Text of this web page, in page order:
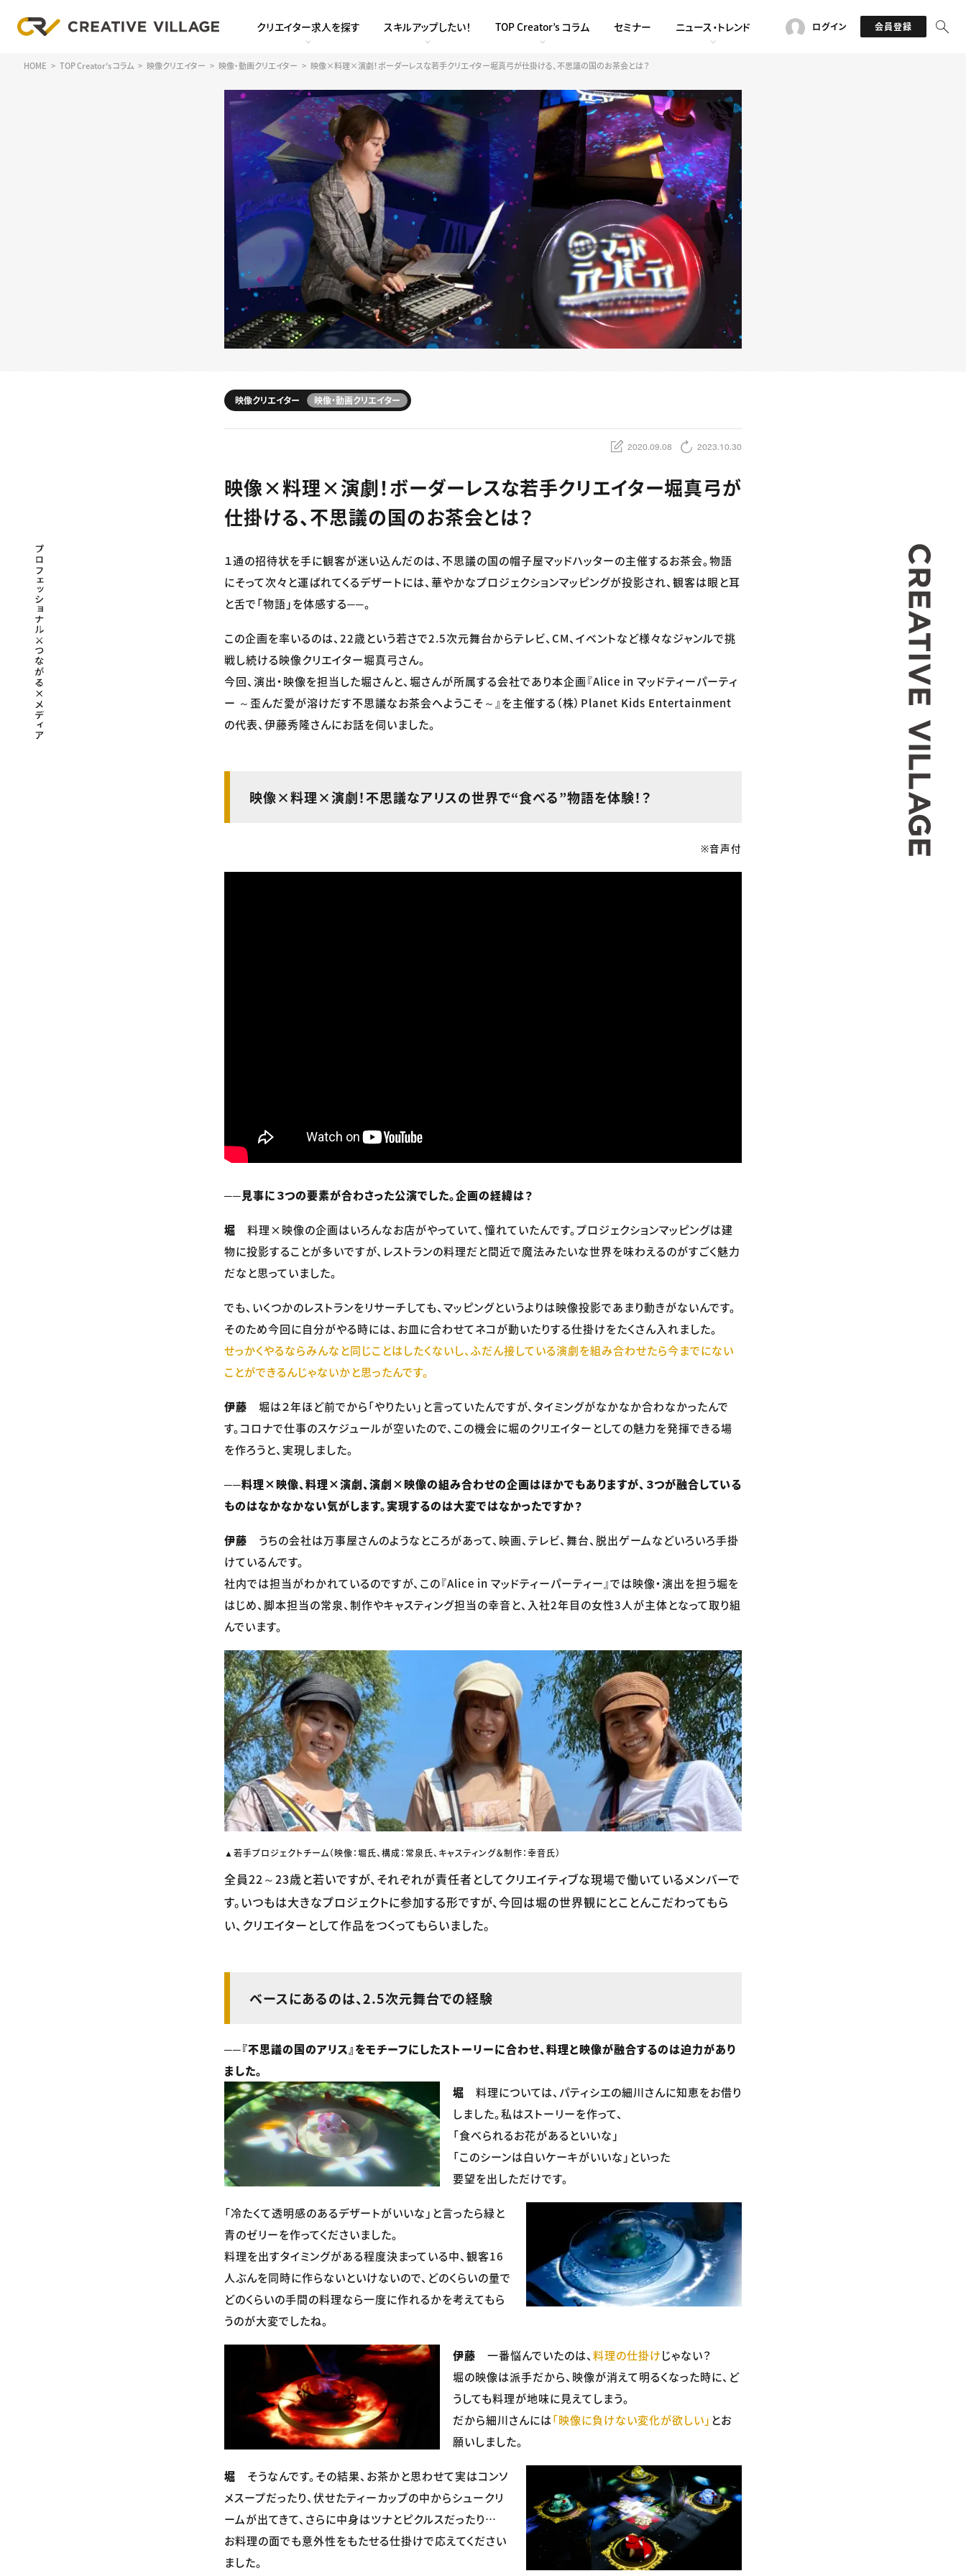
クリエイター求人を探す スキルアップしたい！ TOP Creator’s コラム セミナー ニュース・トレンド ログイン 会員登録
HOME TOP Creator's コラム 映像クリエイター 映像・動画クリエイター 映像×料理×演劇！ボーダーレスな若手クリエイター堀真弓が仕掛ける、不思議の国のお茶会とは？
映像クリエイター 映像・動画クリエイター
2020.09.08 2023.10.30
映像×料理×演劇！ボーダーレスな若手クリエイター堀真弓が
仕掛ける、不思議の国のお茶会とは？
１通の招待状を手に観客が迷い込んだのは、不思議の国の帽子屋マッドハッターの主催するお茶会。物語
にそって次々と運ばれてくるデザートには、華やかなプロジェクションマッピングが投影され、観客は眼と耳
と舌で「物語」を体感する──。
この企画を率いるのは、22歳という若さで2.5次元舞台からテレビ、CM、イベントなど様々なジャンルで挑
戦し続ける映像クリエイター堀真弓さん。
今回、演出・映像を担当した堀さんと、堀さんが所属する会社であり本企画『Alice in マッドティーパーティ
ー ～歪んだ愛が溶けだす不思議なお茶会へようこそ～』を主催する（株）Planet Kids Entertainment
の代表、伊藤秀隆さんにお話を伺いました。
映像×料理×演劇！不思議なアリスの世界で“食べる”物語を体験！？
※音声付
──見事に３つの要素が合わさった公演でした。企画の経緯は？
堀 料理×映像の企画はいろんなお店がやっていて、憧れていたんです。プロジェクションマッピングは建
物に投影することが多いですが、レストランの料理だと間近で魔法みたいな世界を味わえるのがすごく魅力
だなと思っていました。
でも、いくつかのレストランをリサーチしても、マッピングというよりは映像投影であまり動きがないんです。
そのため今回に自分がやる時には、お皿に合わせてネコが動いたりする仕掛けをたくさん入れました。
せっかくやるならみんなと同じことはしたくないし、ふだん接している演劇を組み合わせたら今までにない
ことができるんじゃないかと思ったんです。
伊藤 堀は２年ほど前でから「やりたい」と言っていたんですが、タイミングがなかなか合わなかったんで
す。コロナで仕事のスケジュールが空いたので、この機会に堀のクリエイターとしての魅力を発揮できる場
を作ろうと、実現しました。
──料理×映像、料理×演劇、演劇×映像の組み合わせの企画はほかでもありますが、３つが融合している
ものはなかなかない気がします。実現するのは大変ではなかったですか？
伊藤 うちの会社は万事屋さんのようなところがあって、映画、テレビ、舞台、脱出ゲームなどいろいろ手掛
けているんです。
社内では担当がわかれているのですが、この『Alice in マッドティーパーティー』では映像・演出を担う堀を
はじめ、脚本担当の常泉、制作やキャスティング担当の幸音と、入社2年目の女性3人が主体となって取り組
んでいます。
▲若手プロジェクトチーム（映像：堀氏、構成：常泉氏、キャスティング＆制作：幸音氏）
全員22～23歳と若いですが、それぞれが責任者としてクリエイティブな現場で働いているメンバーで
す。いつもは大きなプロジェクトに参加する形ですが、今回は堀の世界観にとことんこだわってもら
い、クリエイターとして作品をつくってもらいました。
ベースにあるのは、2.5次元舞台での経験
──『不思議の国のアリス』をモチーフにしたストーリーに合わせ、料理と映像が融合するのは迫力があり
ました。
堀 料理については、パティシエの細川さんに知恵をお借り
しました。私はストーリーを作って、
「食べられるお花があるといいな」
「このシーンは白いケーキがいいな」といった
要望を出しただけです。
「冷たくて透明感のあるデザートがいいな」と言ったら緑と
青のゼリーを作ってくださいました。
料理を出すタイミングがある程度決まっている中、観客16
人ぶんを同時に作らないといけないので、どのくらいの量で
どのくらいの手間の料理なら一度に作れるかを考えてもら
うのが大変でしたね。
伊藤 一番悩んでいたのは、 料理の仕掛けじゃない？
堀の映像は派手だから、映像が消えて明るくなった時に、ど
うしても料理が地味に見えてしまう。
だから細川さんには「映像に負けない変化が欲しい」 とお
願いしました。
堀 そうなんです。その結果、お茶かと思わせて実はコンソ
メスープだったり、伏せたティーカップの中からシュークリ
ームが出てきて、さらに中身はツナとピクルスだったり…
お料理の面でも意外性をもたせる仕掛けで応えてください
ました。